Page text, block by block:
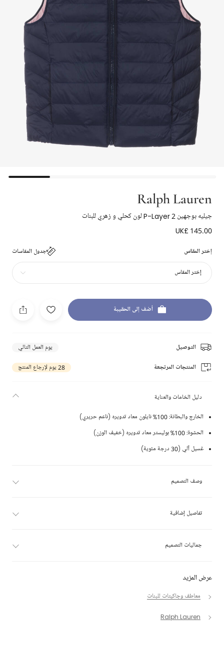
Ralph Lauren
جيليه بوجهين P-Layer 2 لون كحلي و زهري للبنات
UK£ 145.00
إختر المقاس جدول المقاسات
إختر المقاس
أضف إلى الحقيبة
التوصيل يوم العمل التالي
المنتجات المرتجعة 28 يوم لإرجاع المنتج
عرض المزيد
معاطف وجاكيتات للبنات
Ralph Lauren
دليل الخامات والعناية
الخارج والبطانة: 100% نايلون معاد تدويره (ناعم حريري)
الحشوة: 100% بوليستر معاد تدويره (خفيف الوزن)
غسيل آلي (30 درجة مئوية)
وصف التصميم
تفاصيل إضافية
جماليات التصميم